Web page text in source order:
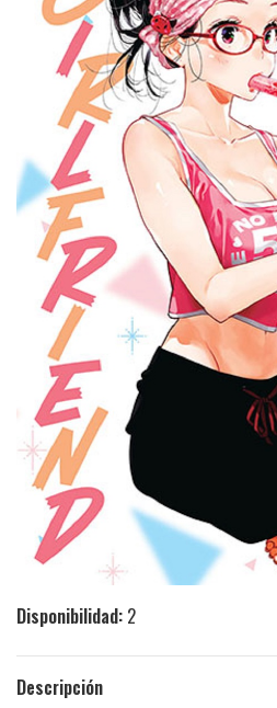
Disponibilidad: 2
Descripción